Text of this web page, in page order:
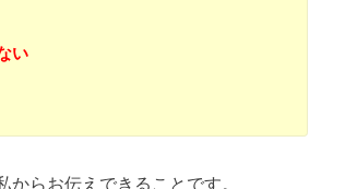
い
らお伝えできることです。